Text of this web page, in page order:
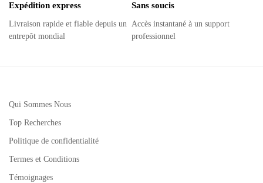
Expédition express
Livraison rapide et fiable depuis un
entrepôt mondial
Sans soucis
Accès instantané à un support
professionnel
Qui Sommes Nous
Top Recherches
Politique de confidentialité
Termes et Conditions
Témoignages